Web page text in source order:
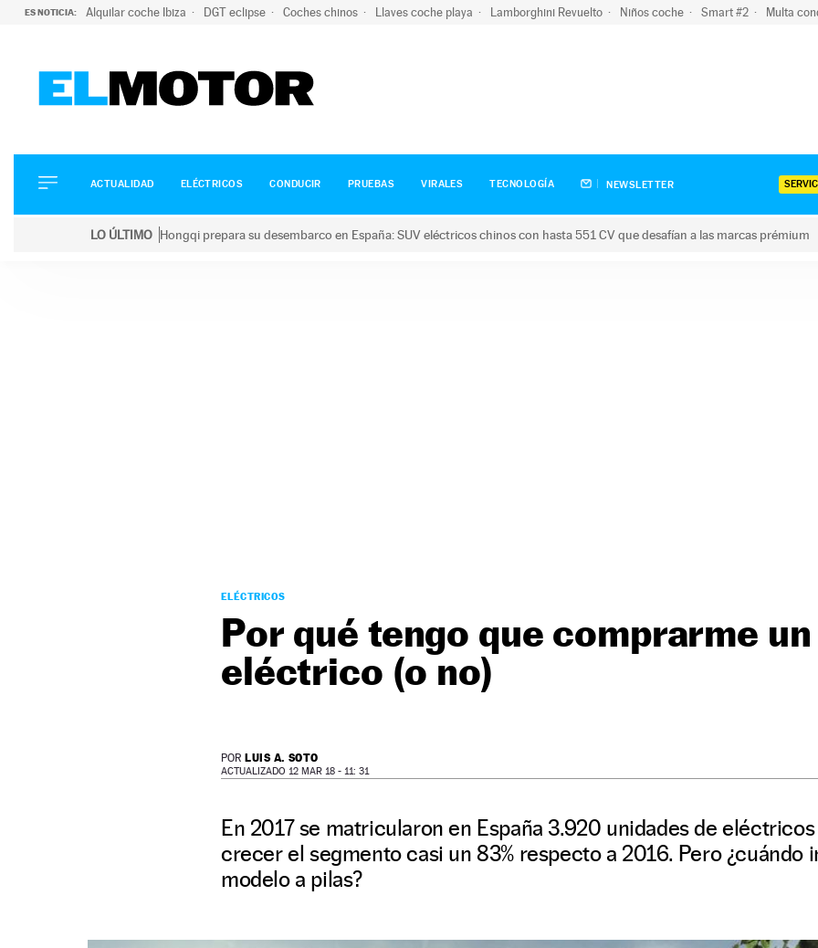
ES NOTICIA: Alquilar coche Ibiza DGT eclipse Coches chinos Llaves coche playa Lamborghini Revuelto Niños coche Smart #2 Multa
ELÉCTRICOS
CONDUCIR
ACTUALIDAD ELÉCTRICOS CONDUCIR PRUEBAS VIRALES TECNOLOGÍA NEWSLETTER
LO ÚLTIMO Hongqi prepara su desembarco en España: SUV eléctricos chinos con hasta 551 CV que desafían a las marcas prémium
ELÉCTRICOS
Por qué tengo que comprarme
eléctrico (o no)
POR LUIS A. SOTO
ACTUALIZADO 12 MAR 18 - 11: 31
En 2017 se matricularon en España 3.920 unidades de
crecer el segmento casi un 83% respecto a 2016. Pero ¿cuándo
modelo a pilas?